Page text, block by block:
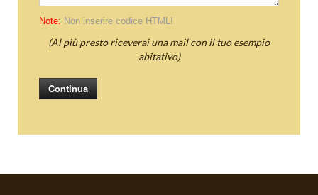
Note: Non inserire codice HTML!
(Al più presto riceverai una mail con il tuo esempio
abitativo)
Continua